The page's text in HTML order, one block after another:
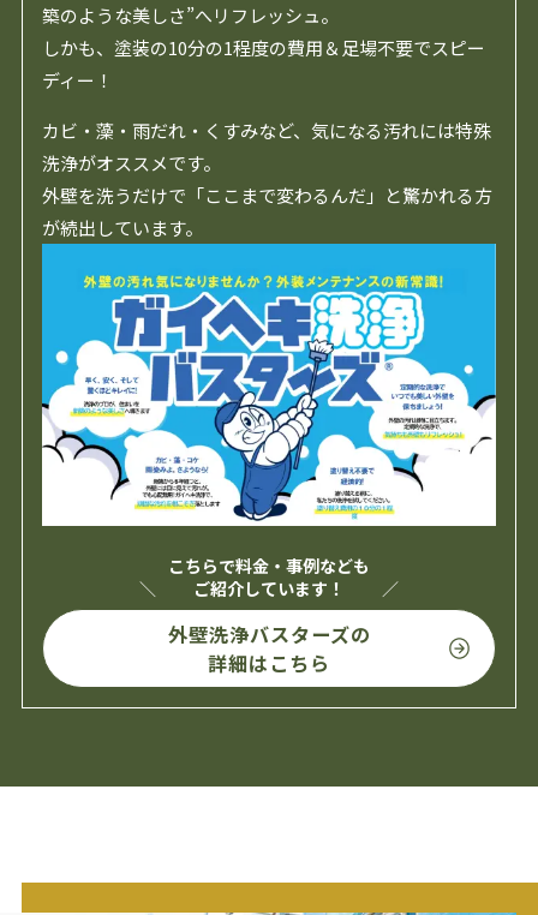
築のような美しさ”へリフレッシュ。
しかも、塗装の10分の1程度の費用＆足場不要でスピー
ディー！
カビ・藻・雨だれ・くすみなど、気になる汚れには特殊
洗浄がオススメです。
外壁を洗うだけで「ここまで変わるんだ」と驚かれる方
が続出しています。
こちらで料金・事例なども
ご紹介しています！
外壁洗浄バスターズの
詳細はこちら